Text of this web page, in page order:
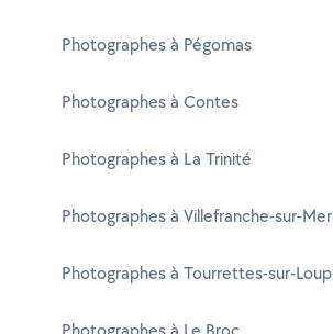
Photographes à Pégomas
Photographes à Contes
Photographes à La Trinité
Photographes à Villefranche-sur-Mer
Photographes à Tourrettes-sur-Loup